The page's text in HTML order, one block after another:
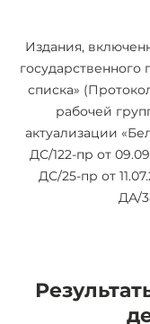
Издания,
государственного
списка»
рабочей
актуализации
ДС/122-пр от
ДС/25-пр от
ДА/